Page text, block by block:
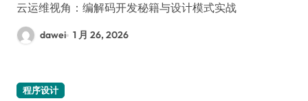
云运维视角：编解码开发秘籍与设计模式实战
dawei 1 月 26, 2026
程序设计